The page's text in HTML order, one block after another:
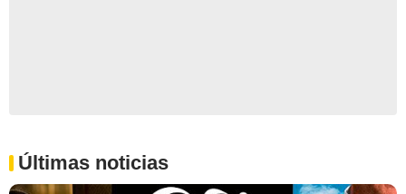
Últimas noticias